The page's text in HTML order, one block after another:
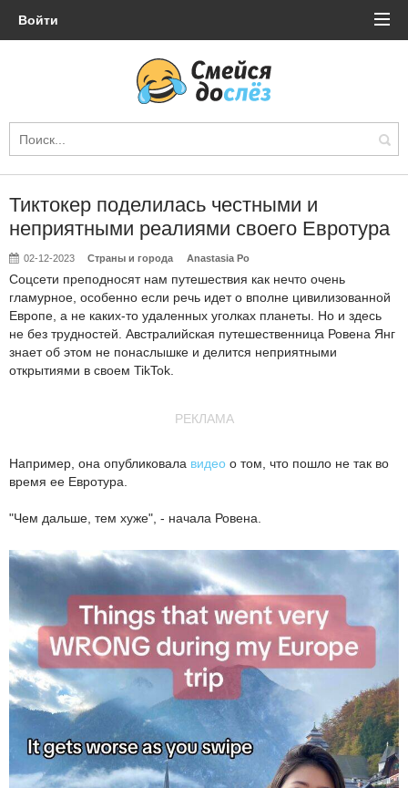
Войти
Тиктокер поделилась честными и
неприятными реалиями своего Евротура
02-12-2023 Страны и города Anastasia Po
Соцсети преподносят нам путешествия как нечто очень
гламурное, особенно если речь идет о вполне цивилизованной
Европе, а не каких-то удаленных уголках планеты. Но и здесь
не без трудностей. Австралийская путешественница Ровена Янг
знает об этом не понаслышке и делится неприятными
открытиями в своем TikTok.
РЕКЛАМА
Например, она опубликовала видео о том, что пошло не так во
время ее Евротура.
"Чем дальше, тем хуже", - начала Ровена.